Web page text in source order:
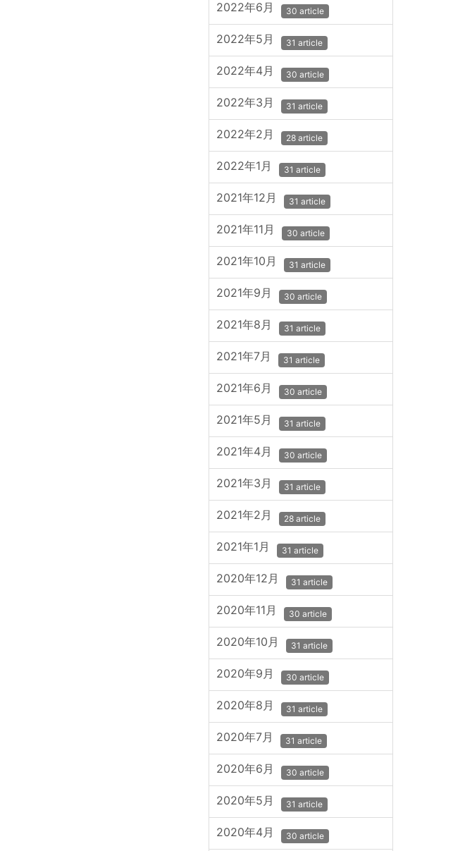
2022年6月 30 article
2022年5月 31 article
2022年4月 30 article
2022年3月 31 article
2022年2月 28 article
2022年1月 31 article
2021年12月 31 article
2021年11月 30 article
2021年10月 31 article
2021年9月 30 article
2021年8月 31 article
2021年7月 31 article
2021年6月 30 article
2021年5月 31 article
2021年4月 30 article
2021年3月 31 article
2021年2月 28 article
2021年1月 31 article
2020年12月 31 article
2020年11月 30 article
2020年10月 31 article
2020年9月 30 article
2020年8月 31 article
2020年7月 31 article
2020年6月 30 article
2020年5月 31 article
2020年4月 30 article